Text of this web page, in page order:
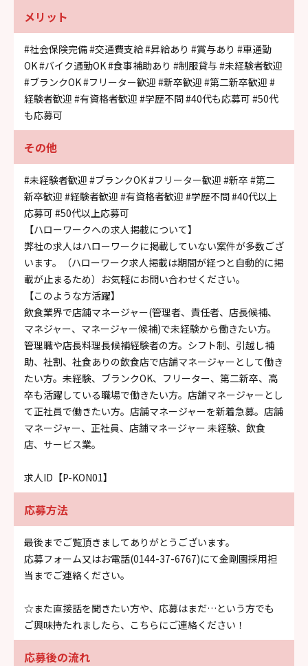
メリット
#社会保険完備#交通費支給#昇給あり #賞与あり #車通勤
OK#バイク通勤OK#食事補助あり #制服貸与#未経験者歓迎
#ブランクOK#フリーター歓迎 #新卒歓迎 #第二新卒歓迎 #
経験者歓迎 #有資格者歓迎 #学歴不問#40代も応募可 #50代
も応募可
その他
#未経験者歓迎 #ブランクOK#フリーター歓迎 #新卒 #第二
新卒歓迎 #経験者歓迎 #有資格者歓迎 #学歴不問#40代以上
応募可 #50代以上応募可
【ハローワークへの求人掲載について】
弊社の求人はハローワークに掲載していない案件が多数ござ
います。（ハローワーク求人掲載は期間が経つと自動的に掲
載が止まるため）お気軽にお問い合わせください。
【このような方活躍】
飲食業界で店舗マネージャー(管理者、責任者、店長候補、
マネジャー、マネージャー候補)で未経験から働きたい方。
管理職や店長料理長候補経験者の方。シフト制、引越し補
助、社割、社食ありの飲食店で店舗マネージャーとして働き
たい方。未経験、ブランクOK、フリーター、第二新卒、高
卒も活躍している職場で働きたい方。店舗マネージャーとし
て正社員で働きたい方。店舗マネージャーを新着急募。店舗
マネージャー、正社員、店舗マネージャー 未経験、飲食
店、サービス業。
求人ID【P-KON01】
応募方法
最後までご覧頂きましてありがとうございます。
応募フォーム又はお電話(0144-37-6767)にて金剛園採用担
当までご連絡ください。
☆また直接話を聞きたい方や、応募はまだ…という方でも
ご興味持たれましたら、こちらにご連絡ください！
応募後の流れ